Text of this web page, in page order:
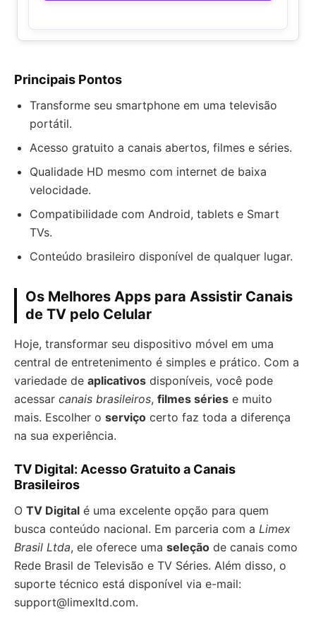
Principais Pontos
Transforme seu smartphone em uma televisão
portátil.
Acesso gratuito a canais abertos, filmes e séries.
Qualidade HD mesmo com internet de baixa
velocidade.
Compatibilidade com Android, tablets e Smart
TVs.
Conteúdo brasileiro disponível de qualquer lugar.
Os Melhores Apps para Assistir Canais
de TV pelo Celular
Hoje, transformar seu dispositivo móvel em uma
central de entretenimento é simples e prático. Com a
variedade de aplicativos disponíveis, você pode
acessar canais brasileiros, filmes séries e muito
mais. Escolher o serviço certo faz toda a diferença
na sua experiência.
TV Digital: Acesso Gratuito a Canais
Brasileiros
O TV Digital é uma excelente opção para quem
busca conteúdo nacional. Em parceria com a Limex
Brasil Ltda, ele oferece uma seleção de canais como
Rede Brasil de Televisão e TV Séries. Além disso, o
suporte técnico está disponível via e-mail:
support@limexltd.com.